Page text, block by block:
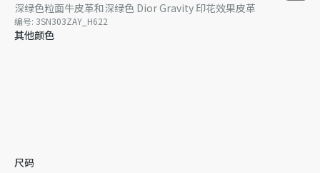
深绿色粒面牛皮革和深绿色 Dior Gravity 印花效果皮革
编号: 3SN303ZAY_H622
其他颜色
尺码